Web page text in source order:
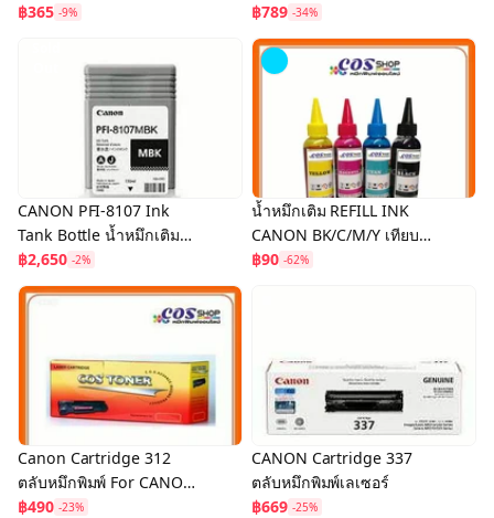
เจ็ท สีดำ และ สี ของแท้
฿365 -9%
ของแท้ และ ตลับหมึกเทียบ
เท่า
฿789 -34%
CANON PFI-8107 Ink
Tank Bottle น้ำหมึกเติม
อิงค์เจ็ทแบบขวด ของแท้
฿2,650 -2%
น้ำหมึกเติม REFILL INK
CANON BK/C/M/Y เทียบ
เท่า คุณภาพ สีสวย สำหรับ
฿90 -62%
Canon Cartridge 312
ตลับหมึกพิมพ์ For CANON
LBP-
฿490 -23%
CANON Cartridge 337
ตลับหมึกพิมพ์เลเซอร์
฿669 -25%